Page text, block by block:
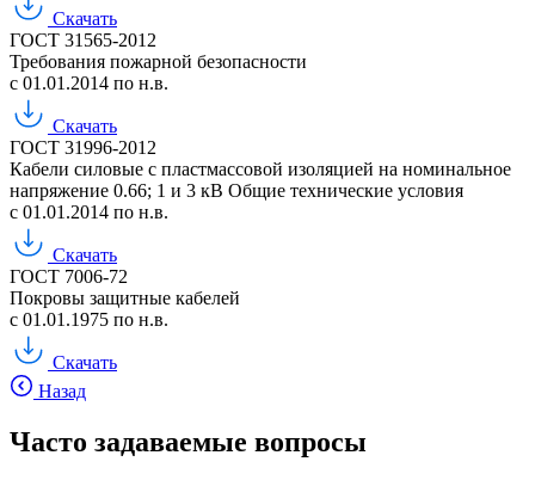
Скачать
ГОСТ 31565-2012
Требования пожарной безопасности
с 01.01.2014 по н.в.
Скачать
ГОСТ 31996-2012
Кабели силовые с пластмассовой изоляцией на номинальное
напряжение 0.66; 1 и 3 кВ Общие технические условия
с 01.01.2014 по н.в.
Скачать
ГОСТ 7006-72
Покровы защитные кабелей
с 01.01.1975 по н.в.
Скачать
Назад
Часто задаваемые вопросы